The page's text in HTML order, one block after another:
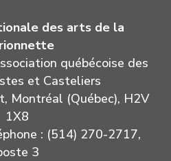
des arts de la
québécoise des
et Casteliers
Montréal (Québec), H2V
1X8
: (514) 270-2717,
3